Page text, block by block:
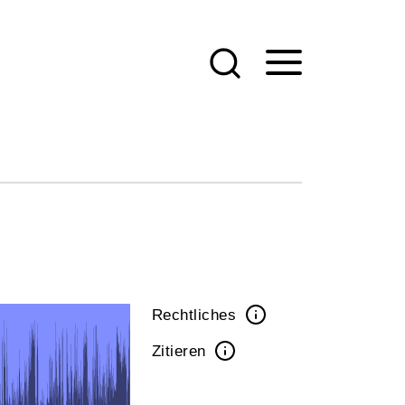
Rechtliches
Zitieren